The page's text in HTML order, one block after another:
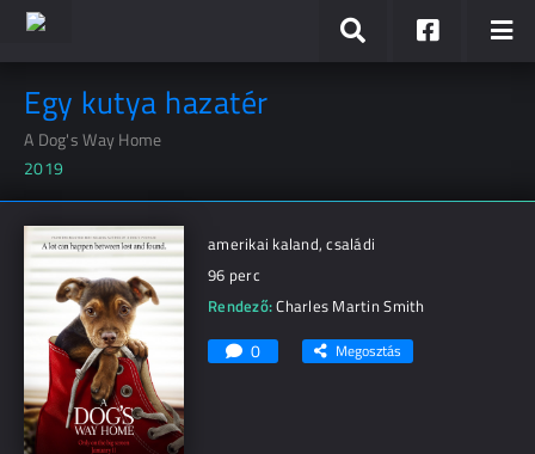
Egy kutya hazatér
A Dog's Way Home
2019
amerikai kaland, családi
96 perc
Rendező:Charles Martin Smith
0 Megosztás